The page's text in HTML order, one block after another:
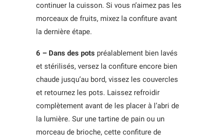
continuer la cuisson. Si vous n’aimez pas les
morceaux de fruits, mixez la confiture avant
la dernière étape.
6 – Dans des pots préalablement bien lavés
et stérilisés, versez la confiture encore bien
chaude jusqu’au bord, vissez les couvercles
et retournez les pots. Laissez refroidir
complètement avant de les placer à l’abri de
la lumière. Sur une tartine de pain ou un
morceau de brioche, cette confiture de